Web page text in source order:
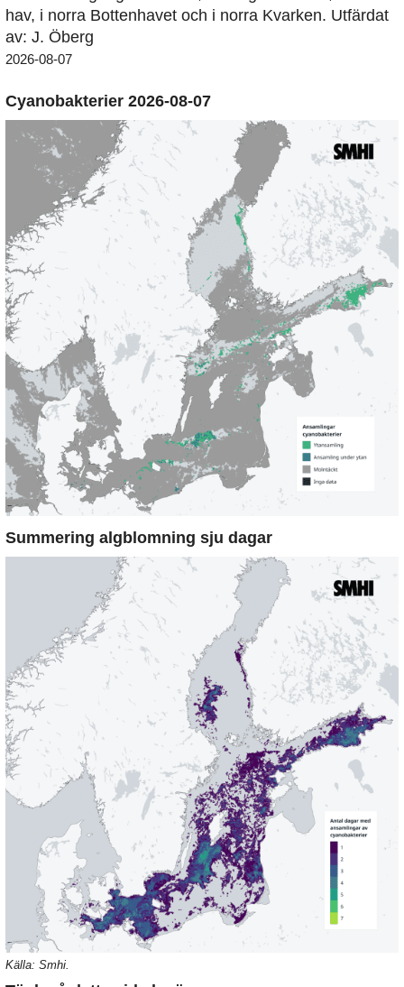
hav, i norra Bottenhavet och i norra Kvarken. Utfärdat
av: J. Öberg
2026-08-07
Cyanobakterier 2026-08-07
Summering algblomning sju dagar
Källa: Smhi.